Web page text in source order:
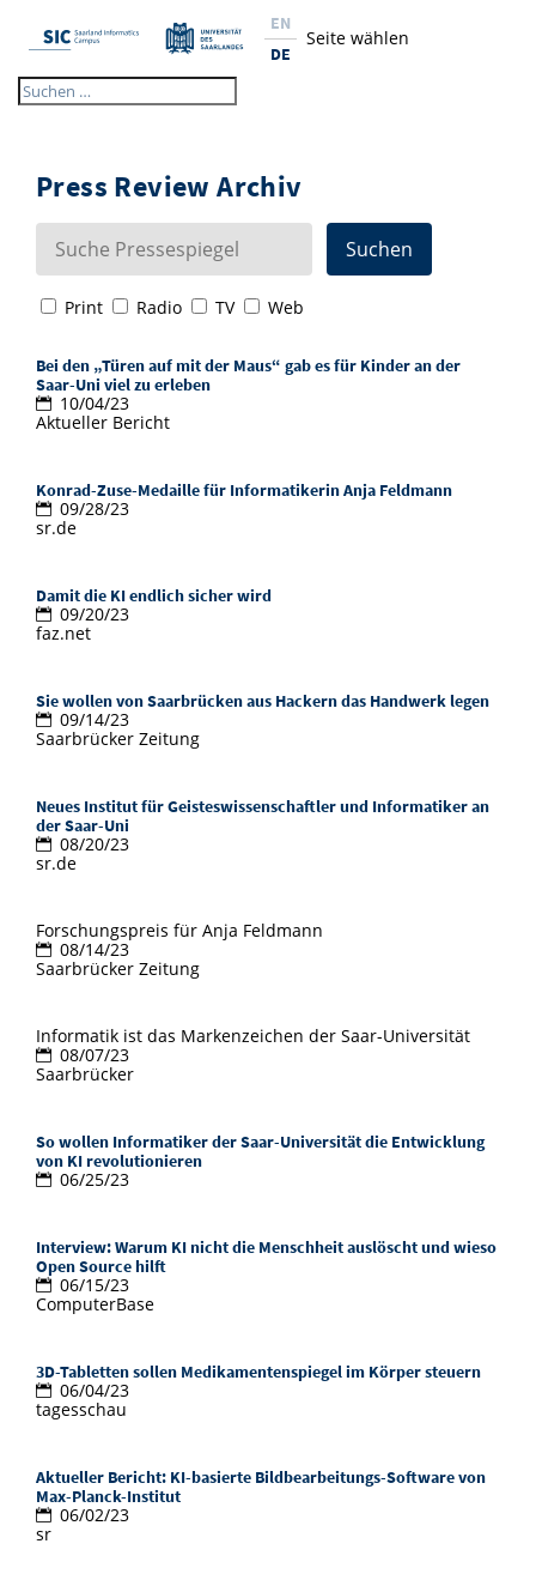
Interessierte & BewerberInnen
NEU: Internationale Studiengänge
Neu am SIC?
Lehrveranstaltungen &
AnsprechpartnerInnen
Prüfungsangelegenheiten
ProfessorInnen
Bibliothek
Forschung
Forschungsfelder
Forschungsgruppen
Bibliothek
Open Science/Open Access
Gründen & Investieren
Preise, Auszeichnungen und Förderungen
Termine, Vorträge und Veranstaltungen
Expertise am SIC
Forschungsinstitutionen
Forschungshighlights
Pressemeldungen
Saarland Informatics Campus
Forschungsinstitutionen
Zahlen & Fakten
Pressespiegel
Kontakt
SIC Podcast
Kontakte & Anfahrt
AnsprechpartnerInnen, Personen,
Forschungsgruppen
Alumni
EN
DE
Seite wählen
Press Review Archiv
Print Radio TV Web
Bei den „Türen auf mit der Maus“ gab es für Kinder an der
Saar-Uni viel zu erleben
10/04/23
Aktueller Bericht
Konrad-Zuse-Medaille für Informatikerin Anja Feldmann
09/28/23
sr.de
Damit die KI endlich sicher wird
09/20/23
faz.net
Sie wollen von Saarbrücken aus Hackern das Handwerk legen
09/14/23
Saarbrücker Zeitung
Neues Institut für Geisteswissenschaftler und Informatiker an
der Saar-Uni
08/20/23
sr.de
Forschungspreis für Anja Feldmann
08/14/23
Saarbrücker Zeitung
Informatik ist das Markenzeichen der Saar-Universität
08/07/23
Saarbrücker
So wollen Informatiker der Saar-Universität die Entwicklung
von KI revolutionieren
06/25/23
Interview: Warum KI nicht die Menschheit auslöscht und wieso
Open Source hilft
06/15/23
ComputerBase
3D-Tabletten sollen Medikamentenspiegel im Körper steuern
06/04/23
tagesschau
Aktueller Bericht: KI-basierte Bildbearbeitungs-Software von
Max-Planck-Institut
06/02/23
sr